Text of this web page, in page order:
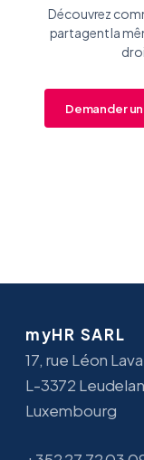
Découvrez
partagent la
Demander
myHR SARL
17, rue Léon
L-3372
Luxembourg